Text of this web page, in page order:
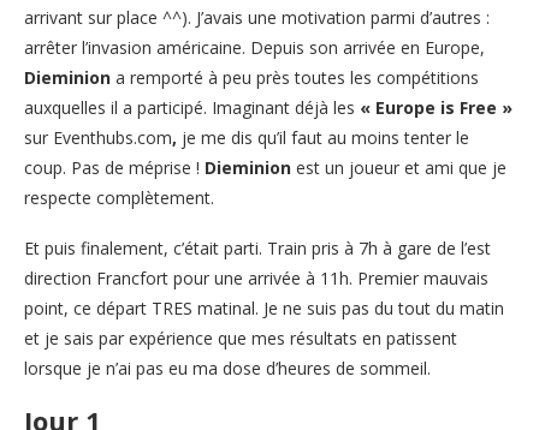
arrivant sur place ^^). J’avais une motivation parmi d’autres :
arrêter l’invasion américaine. Depuis son arrivée en Europe,
Dieminion a remporté à peu près toutes les compétitions
auxquelles il a participé. Imaginant déjà les « Europe is Free »
sur Eventhubs.com, je me dis qu’il faut au moins tenter le
coup. Pas de méprise ! Dieminion est un joueur et ami que je
respecte complètement.
Et puis finalement, c’était parti. Train pris à 7h à gare de l’est
direction Francfort pour une arrivée à 11h. Premier mauvais
point, ce départ TRES matinal. Je ne suis pas du tout du matin
et je sais par expérience que mes résultats en patissent
lorsque je n’ai pas eu ma dose d’heures de sommeil.
Jour 1